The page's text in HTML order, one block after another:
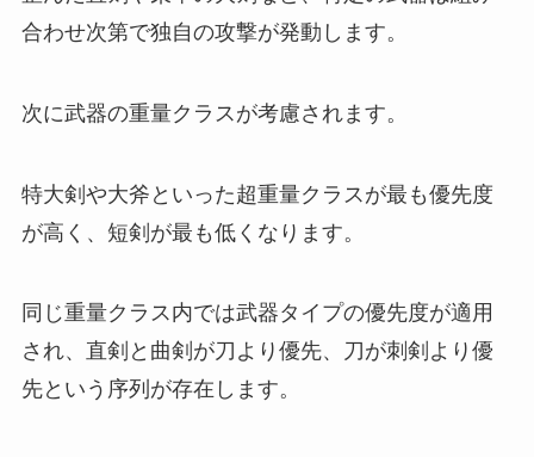
合わせ次第で独自の攻撃が発動します。
次に武器の重量クラスが考慮されます。
特大剣や大斧といった超重量クラスが最も優先度
が高く、短剣が最も低くなります。
同じ重量クラス内では武器タイプの優先度が適用
され、直剣と曲剣が刀より優先、刀が刺剣より優
先という序列が存在します。